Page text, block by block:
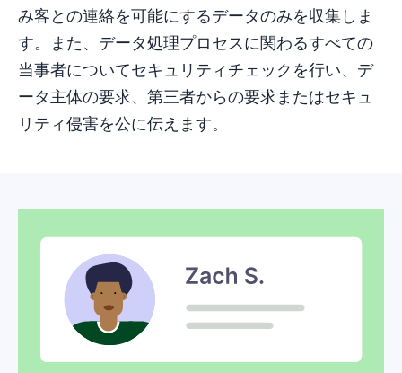
み客との連絡を可能にするデータのみを収集しま
す。また、データ処理プロセスに関わるすべての
当事者についてセキュリティチェックを行い、デ
ータ主体の要求、第三者からの要求またはセキュ
リティ侵害を公に伝えます。